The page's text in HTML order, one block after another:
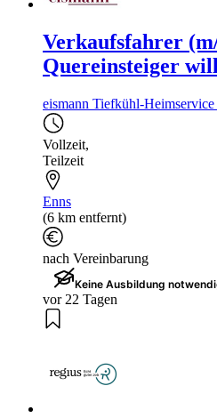
Verkaufsfahrer
Quereinsteiger
eismann Tiefkühl-
Vollzeit,
Teilzeit
Enns
(6 km entfernt)
nach Vereinbarung
Keine Ausbildung
vor 22 Tagen